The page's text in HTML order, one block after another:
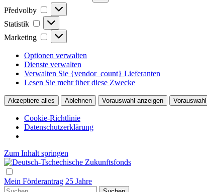
Předvolby
Předvolby
Statistik Statistik
Marketing Marketing
Optionen verwalten
Dienste verwalten
Verwalten Sie {vendor_count} Lieferanten
Lesen Sie mehr über diese Zwecke
Akzeptiere alles Ablehnen Vorauswahl anzeigen
Cookie-Richtlinie
Datenschutzerklärung
Zum Inhalt springen
Hlavní
navigace
Mein Förderantrag 25 Jahre
Suchen